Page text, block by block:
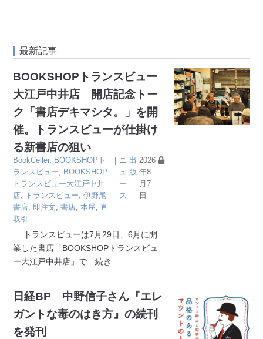
最新記事
BOOKSHOPトランスビュー
大江戸中井店 開店記念トー
ク「書店デキマシタ。」を開
催。トランスビューが仕掛け
る新書店の狙い
BookCeller, BOOKSHOPト
ランスビュー
BOOKSHOP
トランスビュー大江戸中井
店
トランスビュー ,伊野尾
書店 即注文 ,書店 ,本屋
直
取引
｜ ニ
ュ
ー
ス
出
版
2026
年8
月7
日
トランスビューは7月29日、6月に開
業した書店「BOOKSHOPトランスビュ
ー大江戸中井店」で …続き
日経BP 中野信子さん『エレ
ガントな毒のはき方』の続刊
を発刊